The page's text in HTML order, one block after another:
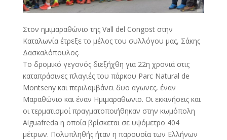
Στον ημιμαραθώνιο της Vall del Congost στην
Καταλωνία έτρεξε το μέλος του συλλόγου μας, Σάκης
Δασκαλόπουλος.
Το δρομικό γεγονός διεξήχθη για 22η χρονιά στις
καταπράσινες πλαγιές του πάρκου Parc Natural de
Montseny και περιλαμβάνει δυο αγωνες, έναν
Μαραθώνιο και έναν Ημιμαραθωνιο. Οι εκκινήσεις και
οι τερματισμοί πραγματοποιήθηκαν στην κωμόπολη
Aiguafreda η οποία βρίσκεται σε υψόμετρο 404
μέτρων. Πολυπληθής ήταν η παρουσία των Ελλήνων